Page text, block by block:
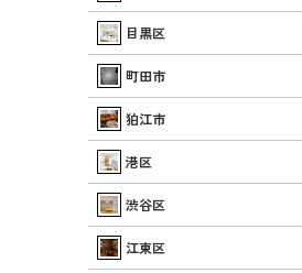
目黒区
町田市
狛江市
港区
渋谷区
江東区